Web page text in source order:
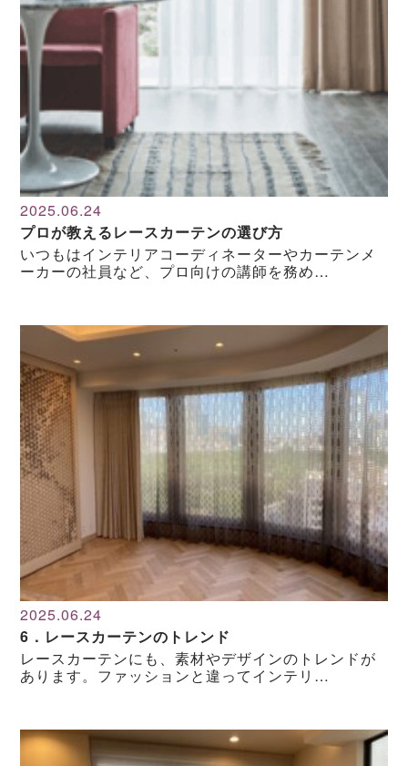
2025.06.24
プロが教えるレースカーテンの選び方
いつもはインテリアコーディネーターやカーテンメ
ーカーの社員など、プロ向けの講師を務め…
2025.06.24
6．レースカーテンのトレンド
レースカーテンにも、素材やデザインのトレンドが
あります。ファッションと違ってインテリ…